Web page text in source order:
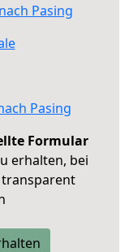
Pasing
Pasing
Formular
erhalten, bei
transparent